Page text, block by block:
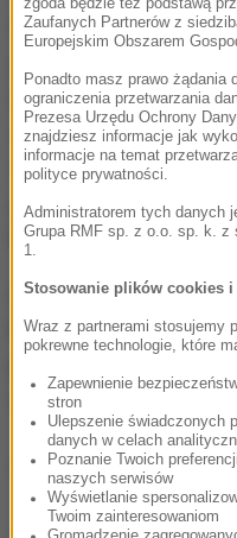
w Warszawie o
Najogólniej mówiąc
system komputerowy
38 milionów złotych, a
polscy podatnicy nigdy
FM obecny rzecznik
A nie został użyty, bo
budować nowy
odpowiada.
(j.)
zgoda będzie też podstawą
Zaufanych Partnerów z
Europejskim Obszarem
Ponadto masz prawo żądania
ograniczenia przetwarzania
Prezesa Urzędu Ochrony
znajdziesz informacje jak
informacje na temat
polityce prywatności.
Administratorem tych danych
Grupa RMF sp. z o.o. sp. k. z
1.
Stosowanie plików cookies
Wraz z partnerami stosujemy
pokrewne technologie, które
Zapewnienie
stron
Ulepszenie świadczonych
danych w celach
Poznanie Twoich
naszych serwisów
Wyświetlanie
Twoim zainteresowaniom